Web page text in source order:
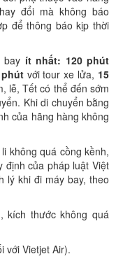
đổi mà không báo
để thông báo kịp thời
bay ít nhất: 120 phút
với tour xe lửa, 15
lễ, Tết có thể đến sớm
Khi di chuyển bằng
của hãng hàng không
không quá cồng kềnh,
định của pháp luật Việt
lý khi đi máy bay, theo
kích thước không quá
với Vietjet Air).